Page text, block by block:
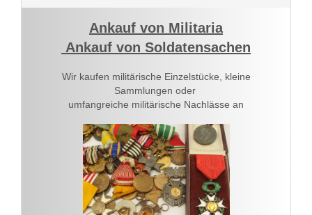
Ankauf von Militaria
Ankauf von Soldatensachen
Wir kaufen militärische Einzelstücke, kleine
Sammlungen oder
umfangreiche militärische Nachlässe an